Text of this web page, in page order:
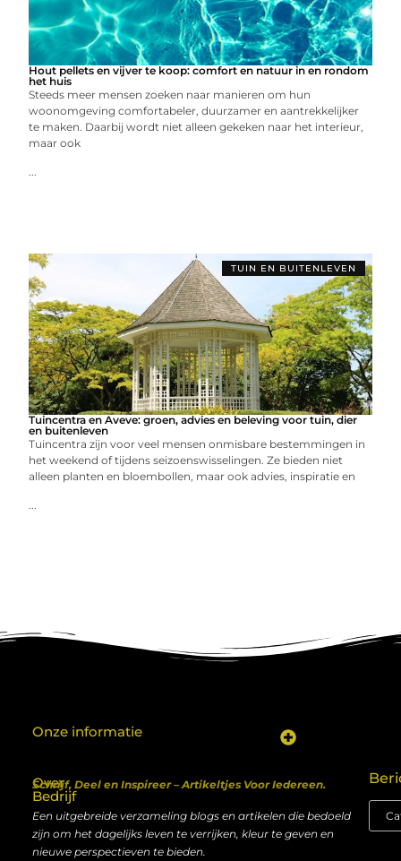
Hout pellets en vijver te koop: comfort en natuur in en rondom
het huis
Steeds meer mensen zoeken naar manieren om hun
woonomgeving comfortabeler, duurzamer en aantrekkelijker
te maken. Daarbij wordt niet alleen gekeken naar het interieur,
maar ook
...
TUIN EN BUITENLEVEN
Tuincentra en Aveve: groen, advies en beleving voor tuin, dier
en buitenleven
Tuincentra zijn voor veel mensen onmisbare bestemmingen in
het weekend of tijdens seizoenswisselingen. Ze bieden niet
alleen planten en bloembollen, maar ook advies, inspiratie en
...
Over
Bedrijf
Schrijf, Deel en Inspireer – Artikeltjes Voor Iedereen.
Een uitgebreide verzameling blogs en artikelen die bedoeld
zijn om het dagelijks leven te verrijken, kleur te geven en
nieuwe perspectieven te bieden.
Onze informatie